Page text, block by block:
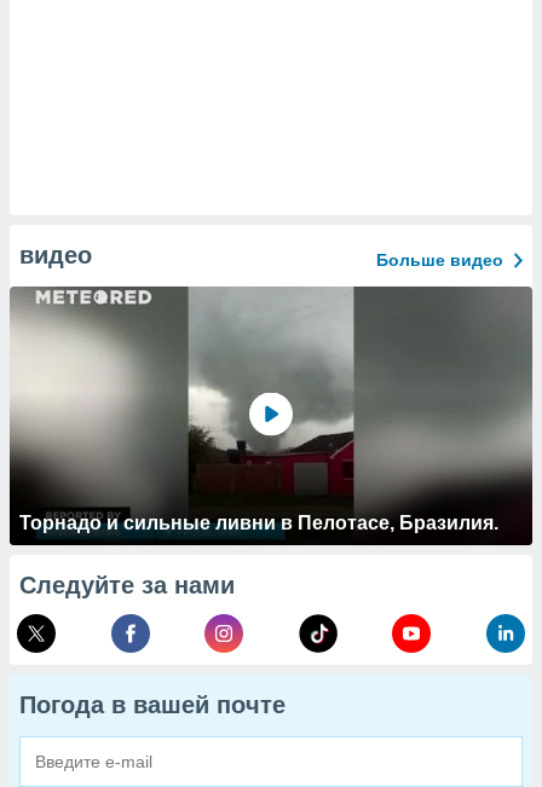
видео Больше видео
Торнадо и сильные ливни в Пелотасе, Бразилия.
Следуйте за нами
Погода в вашей почте